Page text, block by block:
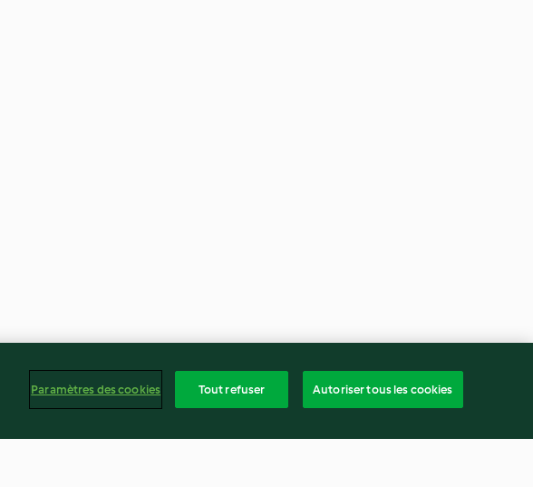
Paramètres des cookies Tout refuser Autoriser tous les cookies